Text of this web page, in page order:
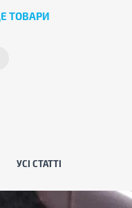
ТОВАРИ
УСІ СТАТТІ